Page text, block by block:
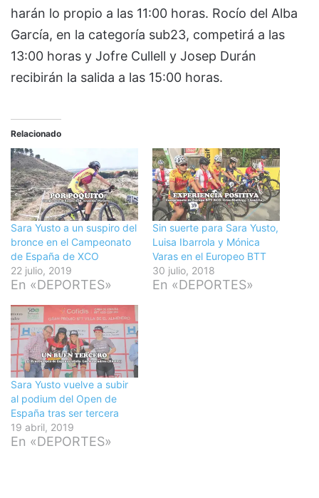
harán lo propio a las 11:00 horas. Rocío del Alba
García, en la categoría sub23, competirá a las
13:00 horas y Jofre Cullell y Josep Durán
recibirán la salida a las 15:00 horas.
Relacionado
Sara Yusto a un suspiro del
bronce en el Campeonato
de España de XCO
22 julio, 2019
En «DEPORTES»
Sin suerte para Sara Yusto,
Luisa Ibarrola y Mónica
Varas en el Europeo BTT
30 julio, 2018
En «DEPORTES»
Sara Yusto vuelve a subir
al podium del Open de
España tras ser tercera
19 abril, 2019
En «DEPORTES»